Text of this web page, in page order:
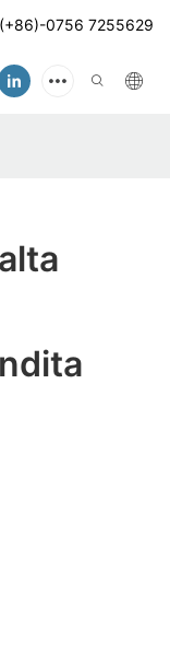
(+86)-0756 7255629